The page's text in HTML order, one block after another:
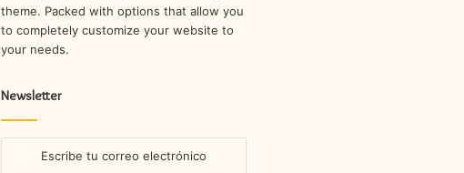
theme. Packed with options that allow you
to completely customize your website to
your needs.
Newsletter